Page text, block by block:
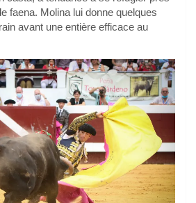
faena. Molina lui donne quelques
avant une entière efficace au